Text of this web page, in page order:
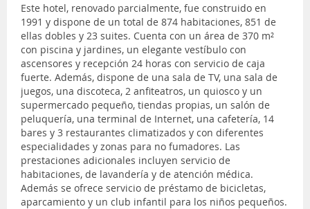
Este hotel, renovado parcialmente, fue construido en
1991 y dispone de un total de 874 habitaciones, 851 de
ellas dobles y 23 suites. Cuenta con un área de 370 m²
con piscina y jardines, un elegante vestíbulo con
ascensores y recepción 24 horas con servicio de caja
fuerte. Además, dispone de una sala de TV, una sala de
juegos, una discoteca, 2 anfiteatros, un quiosco y un
supermercado pequeño, tiendas propias, un salón de
peluquería, una terminal de Internet, una cafetería, 14
bares y 3 restaurantes climatizados y con diferentes
especialidades y zonas para no fumadores. Las
prestaciones adicionales incluyen servicio de
habitaciones, de lavandería y de atención médica.
Además se ofrece servicio de préstamo de bicicletas,
aparcamiento y un club infantil para los niños pequeños.